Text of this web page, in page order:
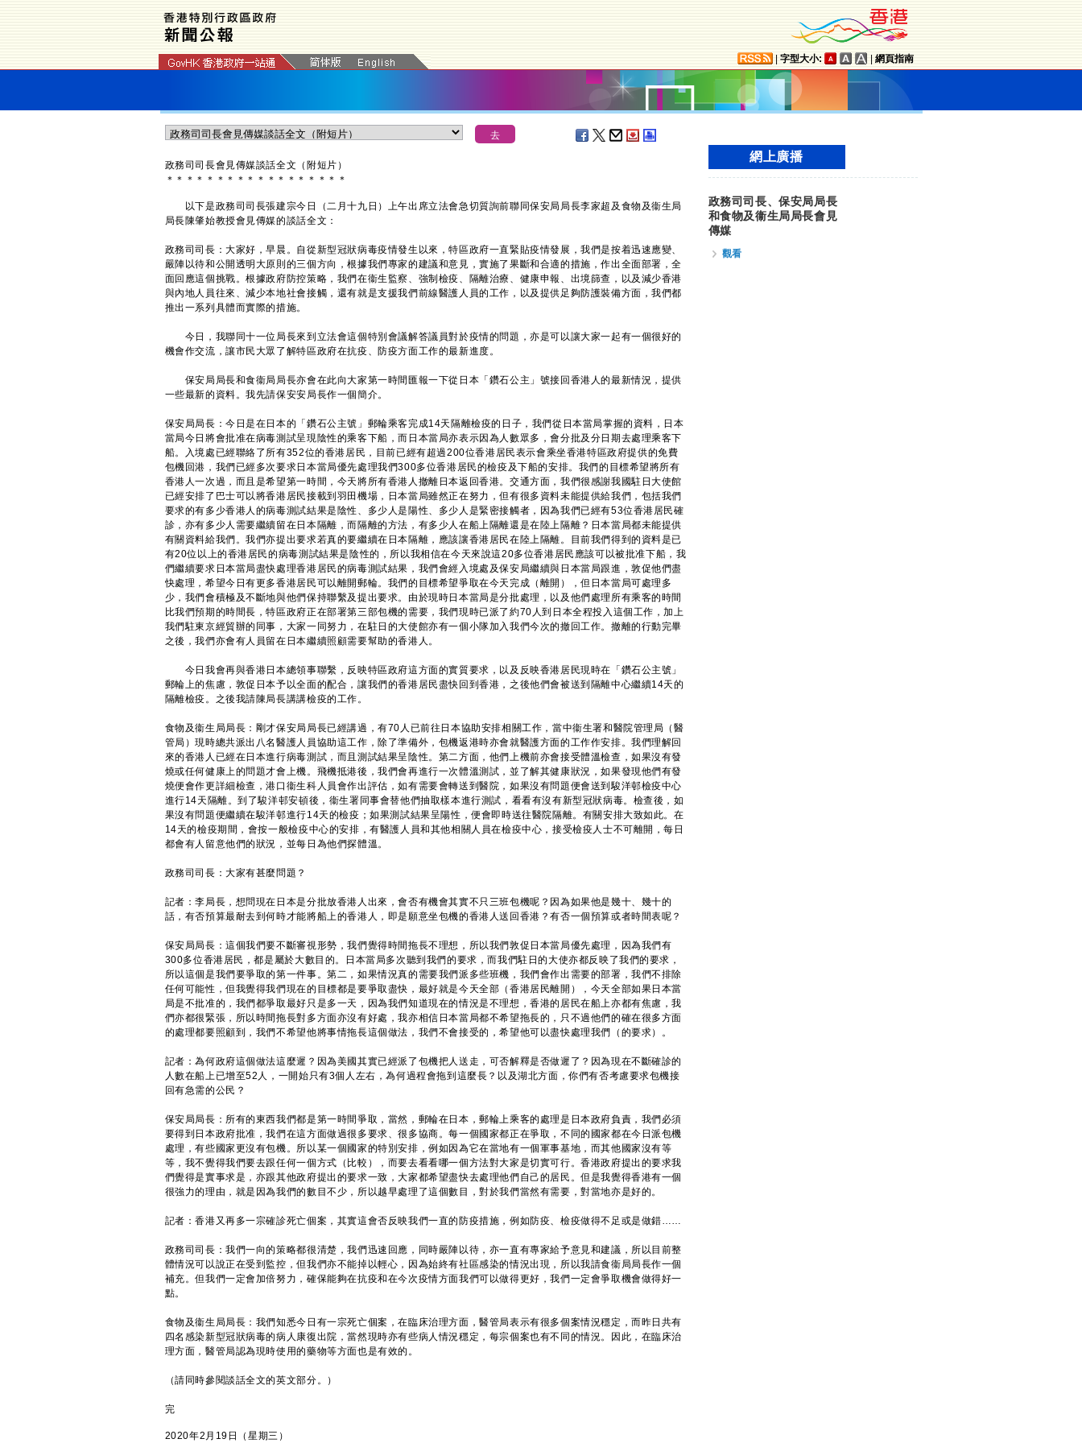
字型大小: 網頁指南
政務司司長會見傳媒談話全文（附短片）
＊ ＊ ＊ ＊ ＊ ＊ ＊ ＊ ＊ ＊ ＊ ＊ ＊ ＊ ＊ ＊ ＊ ＊
以下是政務司司長張建宗今日（二月十九日）上午出席立法會急切質詢前聯同保安局局長李家超及食物及衞生局
局長陳肇始教授會見傳媒的談話全文：
政務司司長：大家好，早晨。自從新型冠狀病毒疫情發生以來，特區政府一直緊貼疫情發展，我們是按着迅速應變、
嚴陣以待和公開透明大原則的三個方向，根據我們專家的建議和意見，實施了果斷和合適的措施，作出全面部署，全
面回應這個挑戰。根據政府防控策略，我們在衞生監察、強制檢疫、隔離治療、健康申報、出境篩查，以及減少香港
與內地人員往來、減少本地社會接觸，還有就是支援我們前線醫護人員的工作，以及提供足夠防護裝備方面，我們都
推出一系列具體而實際的措施。
今日，我聯同十一位局長來到立法會這個特別會議解答議員對於疫情的問題，亦是可以讓大家一起有一個很好的
機會作交流，讓市民大眾了解特區政府在抗疫、防疫方面工作的最新進度。
保安局局長和食衞局局長亦會在此向大家第一時間匯報一下從日本「鑽石公主」號接回香港人的最新情況，提供
一些最新的資料。我先請保安安局長作一個簡介。
保安局局長：今日是在日本的「鑽石公主號」郵輪乘客完成14天隔離檢疫的日子，我們從日本當局掌握的資料，日本
當局今日將會批准在病毒測試呈現陰性的乘客下船，而日本當局亦表示因為人數眾多，會分批及分日期去處理乘客下
船。入境處已經聯絡了所有352位的香港居民，目前已經有超過200位香港居民表示會乘坐香港特區政府提供的免費
包機回港，我們已經多次要求日本當局優先處理我們300多位香港居民的檢疫及下船的安排。我們的目標希望將所有
香港人一次過，而且是希望第一時間，今天將所有香港人撤離日本返回香港。交通方面，我們很感謝我國駐日大使館
已經安排了巴士可以將香港居民接載到羽田機場，日本當局雖然正在努力，但有很多資料未能提供給我們，包括我們
要求的有多少香港人的病毒測試結果是陰性、多少人是陽性、多少人是緊密接觸者，因為我們已經有53位香港居民確
診，亦有多少人需要繼續留在日本隔離，而隔離的方法，有多少人在船上隔離還是在陸上隔離？日本當局都未能提供
有關資料給我們。我們亦提出要求若真的要繼續在日本隔離，應該讓香港居民在陸上隔離。目前我們得到的資料是已
有20位以上的香港居民的病毒測試結果是陰性的，所以我相信在今天來說這20多位香港居民應該可以被批准下船，我
們繼續要求日本當局盡快處理香港居民的病毒測試結果，我們會經入境處及保安局繼續與日本當局跟進，敦促他們盡
快處理，希望今日有更多香港居民可以離開郵輪。我們的目標希望爭取在今天完成（離開），但日本當局可處理多
少，我們會積極及不斷地與他們保持聯繫及提出要求。由於現時日本當局是分批處理，以及他們處理所有乘客的時間
比我們預期的時間長，特區政府正在部署第三部包機的需要，我們現時已派了約70人到日本全程投入這個工作，加上
我們駐東京經貿辦的同事，大家一同努力，在駐日的大使館亦有一個小隊加入我們今次的撤回工作。撤離的行動完畢
之後，我們亦會有人員留在日本繼續照顧需要幫助的香港人。
今日我會再與香港日本總領事聯繫，反映特區政府這方面的實質要求，以及反映香港居民現時在「鑽石公主號」
郵輪上的焦慮，敦促日本予以全面的配合，讓我們的香港居民盡快回到香港，之後他們會被送到隔離中心繼續14天的
隔離檢疫。之後我請陳局長講講檢疫的工作。
食物及衞生局局長：剛才保安局局長已經講過，有70人已前往日本協助安排相關工作，當中衞生署和醫院管理局（醫
管局）現時總共派出八名醫護人員協助這工作，除了準備外，包機返港時亦會就醫護方面的工作作安排。我們理解回
來的香港人已經在日本進行病毒測試，而且測試結果呈陰性。第二方面，他們上機前亦會接受體溫檢查，如果沒有發
燒或任何健康上的問題才會上機。飛機抵港後，我們會再進行一次體溫測試，並了解其健康狀況，如果發現他們有發
燒便會作更詳細檢查，港口衞生科人員會作出評估，如有需要會轉送到醫院，如果沒有問題便會送到駿洋邨檢疫中心
進行14天隔離。到了駿洋邨安頓後，衞生署同事會替他們抽取樣本進行測試，看看有沒有新型冠狀病毒。檢查後，如
果沒有問題便繼續在駿洋邨進行14天的檢疫；如果測試結果呈陽性，便會即時送往醫院隔離。有關安排大致如此。在
14天的檢疫期間，會按一般檢疫中心的安排，有醫護人員和其他相關人員在檢疫中心，接受檢疫人士不可離開，每日
都會有人留意他們的狀況，並每日為他們探體溫。
政務司司長：大家有甚麼問題？
記者：李局長，想問現在日本是分批放香港人出來，會否有機會其實不只三班包機呢？因為如果他是幾十、幾十的
話，有否預算最耐去到何時才能將船上的香港人，即是願意坐包機的香港人送回香港？有否一個預算或者時間表呢？
保安局局長：這個我們要不斷審視形勢，我們覺得時間拖長不理想，所以我們敦促日本當局優先處理，因為我們有
300多位香港居民，都是屬於大數目的。日本當局多次聽到我們的要求，而我們駐日的大使亦都反映了我們的要求，
所以這個是我們要爭取的第一件事。第二，如果情況真的需要我們派多些班機，我們會作出需要的部署，我們不排除
任何可能性，但我覺得我們現在的目標都是要爭取盡快，最好就是今天全部（香港居民離開），今天全部如果日本當
局是不批准的，我們都爭取最好只是多一天，因為我們知道現在的情況是不理想，香港的居民在船上亦都有焦慮，我
們亦都很緊張，所以時間拖長對多方面亦沒有好處，我亦相信日本當局都不希望拖長的，只不過他們的確在很多方面
的處理都要照顧到，我們不希望他將事情拖長這個做法，我們不會接受的，希望他可以盡快處理我們（的要求）。
記者：為何政府這個做法這麼遲？因為美國其實已經派了包機把人送走，可否解釋是否做遲了？因為現在不斷確診的
人數在船上已增至52人，一開始只有3個人左右，為何過程會拖到這麼長？以及湖北方面，你們有否考慮要求包機接
回有急需的公民？
保安局局長：所有的東西我們都是第一時間爭取，當然，郵輪在日本，郵輪上乘客的處理是日本政府負責，我們必須
要得到日本政府批准，我們在這方面做過很多要求、很多協商。每一個國家都正在爭取，不同的國家都在今日派包機
處理，有些國家更沒有包機。所以某一個國家的特別安排，例如因為它在當地有一個軍事基地，而其他國家沒有等
等，我不覺得我們要去跟任何一個方式（比較），而要去看看哪一個方法對大家是切實可行。香港政府提出的要求我
們覺得是實事求是，亦跟其他政府提出的要求一致，大家都希望盡快去處理他們自己的居民。但是我覺得香港有一個
很強力的理由，就是因為我們的數目不少，所以越早處理了這個數目，對於我們當然有需要，對當地亦是好的。
記者：香港又再多一宗確診死亡個案，其實這會否反映我們一直的防疫措施，例如防疫、檢疫做得不足或是做錯……
政務司司長：我們一向的策略都很清楚，我們迅速回應，同時嚴陣以待，亦一直有專家給予意見和建議，所以目前整
體情況可以說正在受到監控，但我們亦不能掉以輕心，因為始終有社區感染的情況出現，所以我請食衞局局長作一個
補充。但我們一定會加倍努力，確保能夠在抗疫和在今次疫情方面我們可以做得更好，我們一定會爭取機會做得好一
點。
食物及衞生局局長：我們知悉今日有一宗死亡個案，在臨床治理方面，醫管局表示有很多個案情況穩定，而昨日共有
四名感染新型冠狀病毒的病人康復出院，當然現時亦有些病人情況穩定，每宗個案也有不同的情況。因此，在臨床治
理方面，醫管局認為現時使用的藥物等方面也是有效的。
（請同時參閱談話全文的英文部分。）
完
2020年2月19日（星期三）
網上廣播
政務司司長、保安局局長
和食物及衞生局局長會見
傳媒
觀看